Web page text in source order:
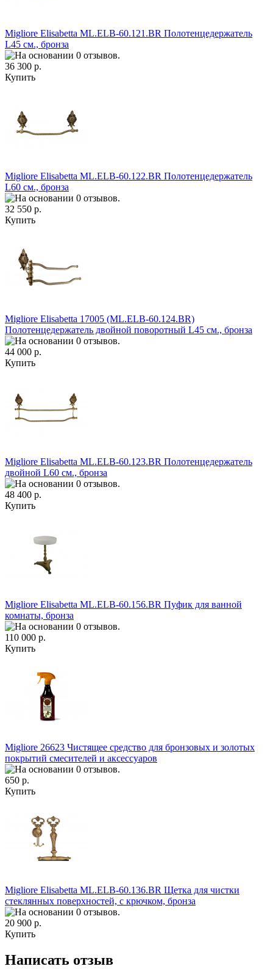
Migliore Elisabetta ML.ELB-60.121.BR Полотенцедержатель
L45 см., бронза
36 300 р.
Купить
Migliore Elisabetta ML.ELB-60.122.BR Полотенцедержатель
L60 см., бронза
32 550 р.
Купить
Migliore Elisabetta 17005 (ML.ELB-60.124.BR)
Полотенцедержатель двойной поворотный L45 см., бронза
44 000 р.
Купить
Migliore Elisabetta ML.ELB-60.123.BR Полотенцедержатель
двойной L60 см., бронза
48 400 р.
Купить
Migliore Elisabetta ML.ELB-60.156.BR Пуфик для ванной
комнаты, бронза
110 000 р.
Купить
Migliore 26623 Чистящее средство для бронзовых и золотых
покрытий смесителей и аксессуаров
650 р.
Купить
Migliore Elisabetta ML.ELB-60.136.BR Щетка для чистки
стеклянных поверхностей, с крючком, бронза
20 900 р.
Купить
Написать отзыв